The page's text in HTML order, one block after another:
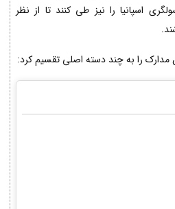
اسپانیا را نیز طی کنند تا از نظر
مدارک را به چند دسته اصلی تقسیم کرد: